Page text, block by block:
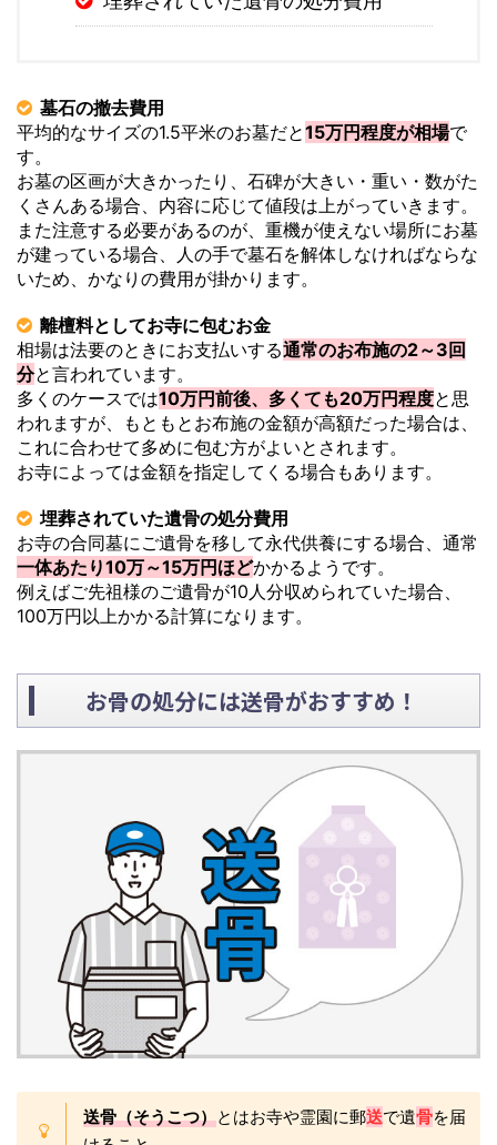
墓石の撤去費用
平均的なサイズの1.5平米のお墓だと15万円程度が相場で
す。
お墓の区画が大きかったり、石碑が大きい・重い・数がた
くさんある場合、内容に応じて値段は上がっていきます。
また注意する必要があるのが、重機が使えない場所にお墓
が建っている場合、人の手で墓石を解体しなければならな
いため、かなりの費用が掛かります。
離檀料としてお寺に包むお金
相場は法要のときにお支払いする通常のお布施の2～3回
分と言われています。
多くのケースでは10万円前後、多くても20万円程度と思
われますが、もともとお布施の金額が高額だった場合は、
これに合わせて多めに包む方がよいとされます。
お寺によっては金額を指定してくる場合もあります。
埋葬されていた遺骨の処分費用
お寺の合同墓にご遺骨を移して永代供養にする場合、通常
一体あたり10万～15万円ほどかかるようです。
例えばご先祖様のご遺骨が10人分収められていた場合、
100万円以上かかる計算になります。
お骨の処分には送骨がおすすめ！
送骨（そうこつ）とはお寺や霊園に郵送で遺骨を届